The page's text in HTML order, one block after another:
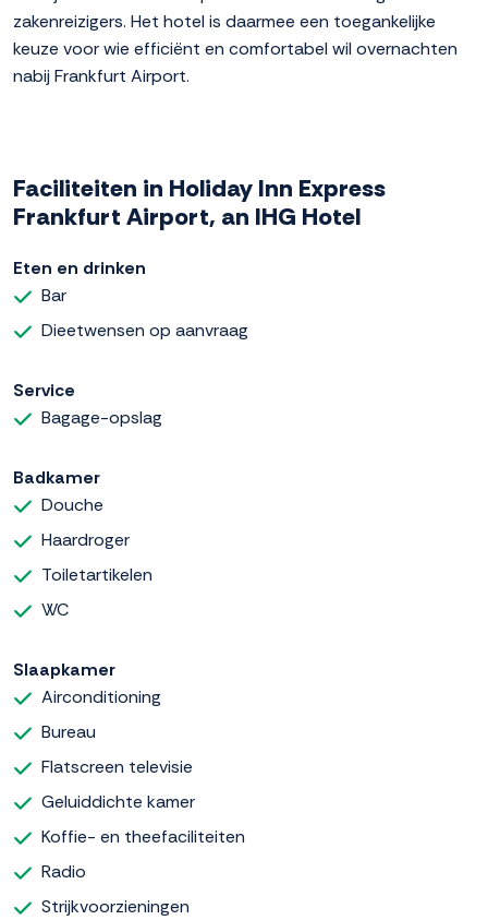
zakenreizigers. Het hotel is daarmee een toegankelijke
keuze voor wie efficiënt en comfortabel wil overnachten
nabij Frankfurt Airport.
Faciliteiten in Holiday Inn Express
Frankfurt Airport, an IHG Hotel
Eten en drinken
Bar
Dieetwensen op aanvraag
Service
Bagage-opslag
Badkamer
Douche
Haardroger
Toiletartikelen
WC
Slaapkamer
Airconditioning
Bureau
Flatscreen televisie
Geluiddichte kamer
Koffie- en theefaciliteiten
Radio
Strijkvoorzieningen